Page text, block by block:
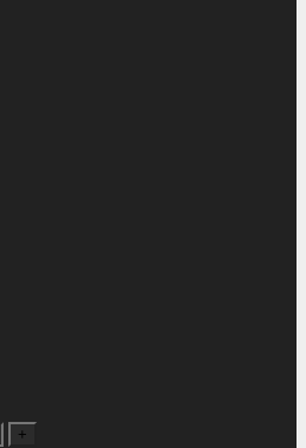
+